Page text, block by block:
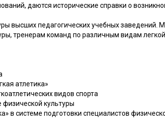
даются исторические справки о
высших педагогических учебных заведений.
тренерам команд по различным видам легкой
атлетика»
видов спорта
физической культуры
в системе подготовки специалистов